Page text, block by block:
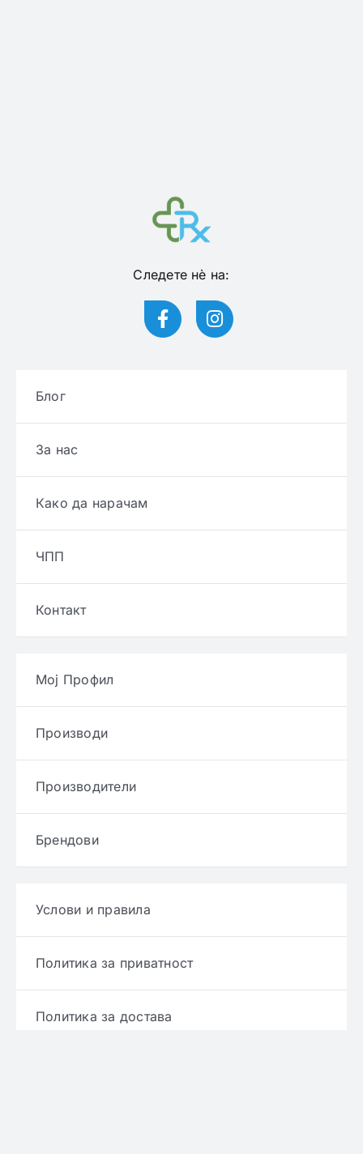
Следете нѐ на:
Блог
За нас
Како да нарачам
ЧПП
Контакт
Мој Профил
Производи
Производители
Брендови
Услови и правила
Политика за приватност
Политика за достава